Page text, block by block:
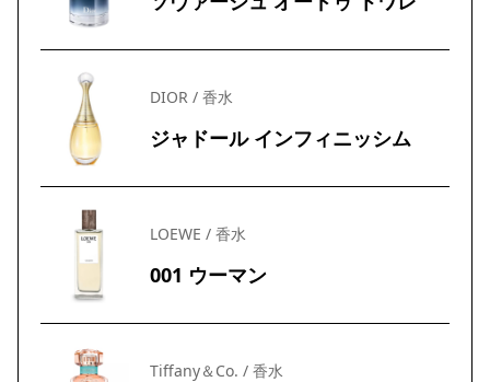
DIOR / 香水
ジャドール インフィニッシム
LOEWE / 香水
001 ウーマン
Tiffany＆Co. / 香水